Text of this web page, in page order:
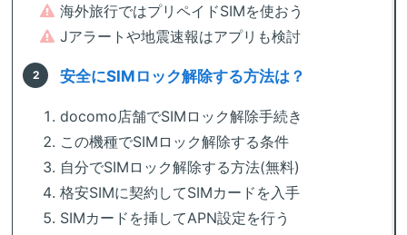
海外旅行ではプリペイドSIMを使おう
Jアラートや地震速報はアプリも検討
安全にSIMロック解除する方法は？
docomo店舗でSIMロック解除手続き
この機種でSIMロック解除する条件
自分でSIMロック解除する方法(無料)
格安SIMに契約してSIMカードを入手
SIMカードを挿してAPN設定を行う